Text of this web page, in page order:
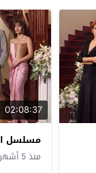
02:08:37
مسلسل
منذ 5 أشهر